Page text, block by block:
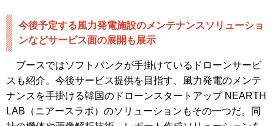
今後予定する風力発電施設のメンテナンスソリューショ
ンなどサービス面の展開も展示
ブースではソフトバンクが手掛けているドローンサービ
スも紹介。今後サービス提供を目指す、風力発電のメンテ
ナンスを手掛ける韓国のドローンスタートアップ NEARTH
LAB（ニアースラボ）のソリューションもその一つだ。同